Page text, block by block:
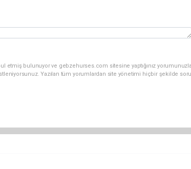
etmiş bulunuyor ve gebzehurses.com sitesine yaptığınız
Yazılan tüm yorumlardan site yönetimi hiçbir şekilde